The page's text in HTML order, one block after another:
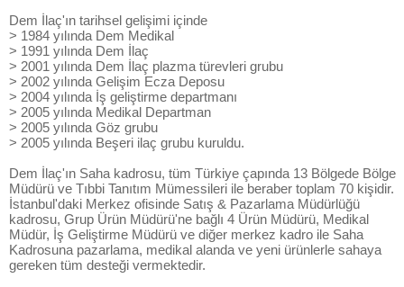
Dem İlaç'ın tarihsel gelişimi içinde
> 1984 yılında Dem Medikal
> 1991 yılında Dem İlaç
> 2001 yılında Dem İlaç plazma türevleri grubu
> 2002 yılında Gelişim Ecza Deposu
> 2004 yılında İş geliştirme departmanı
> 2005 yılında Medikal Departman
> 2005 yılında Göz grubu
> 2005 yılında Beşeri ilaç grubu kuruldu.
Dem İlaç'ın Saha kadrosu, tüm Türkiye çapında 13 Bölgede Bölge
Müdürü ve Tıbbi Tanıtım Mümessileri ile beraber toplam 70 kişidir.
İstanbul'daki Merkez ofisinde Satış & Pazarlama Müdürlüğü
kadrosu, Grup Ürün Müdürü'ne bağlı 4 Ürün Müdürü, Medikal
Müdür, İş Geliştirme Müdürü ve diğer merkez kadro ile Saha
Kadrosuna pazarlama, medikal alanda ve yeni ürünlerle sahaya
gereken tüm desteği vermektedir.